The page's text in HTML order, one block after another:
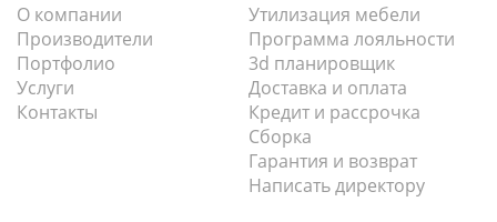
О компании
Производители
Портфолио
Услуги
Контакты
Утилизация мебели
Программа лояльности
3d планировщик
Доставка и оплата
Кредит и рассрочка
Сборка
Гарантия и возврат
Написать директору